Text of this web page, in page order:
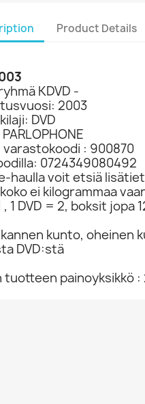
Product Details
KDVD -
2003
DVD
varastokoodi : 900870
0724349080492
haulla voit etsiä
ei kilogrammaa
, 1 DVD = 2, boksit jopa
kunto, oheinen
DVD:stä
tuotteen painoyksikkö :